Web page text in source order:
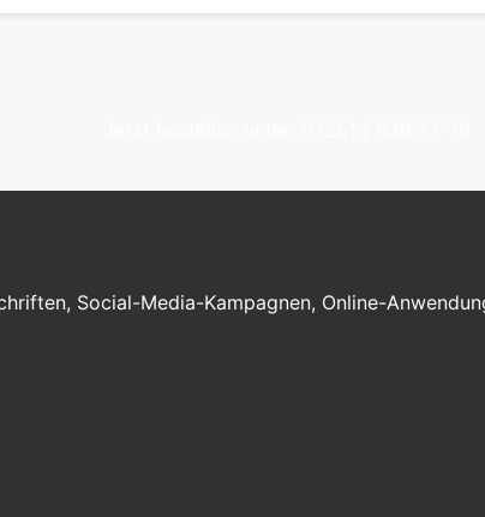
Social-Media-Kampagnen, Online-